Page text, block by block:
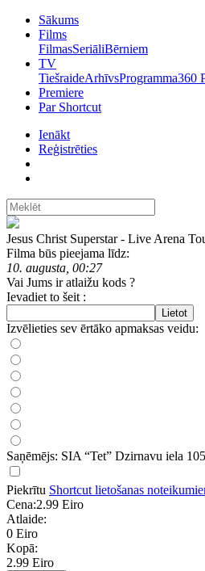
Sākums
Films
FilmasSeriāliBērniem
TV
TiešraideArhīvsProgramma360
Premiere
Par Shortcut
Ienākt
Reģistrēties
Jesus Christ Superstar - Live Arena
Filma būs pieejama līdz:
10. augusta, 00:27
Vai Jums ir atlaižu kods ?
Ievadiet to šeit :
Lietot
Izvēlieties sev ērtāko apmaksas veidu:
Saņēmējs: SIA “Tet” Dzirnavu iela
Piekrītu Shortcut lietošanas
Cena:2.99 Eiro
Atlaide:
0 Eiro
Kopā:
2.99 Eiro